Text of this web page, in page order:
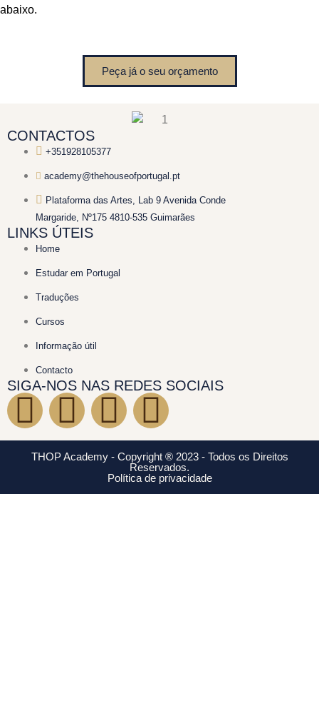
abaixo.
Peça já o seu orçamento
CONTACTOS
+351928105377
academy@thehouseofportugal.pt
Plataforma das Artes, Lab 9 Avenida Conde
Margaride, Nº175 4810-535 Guimarães
LINKS ÚTEIS
Home
Estudar em Portugal
Traduções
Cursos
Informação útil
Contacto
SIGA-NOS NAS REDES SOCIAIS
THOP Academy - Copyright ® 2023 - Todos os Direitos
Reservados.
Política de privacidade